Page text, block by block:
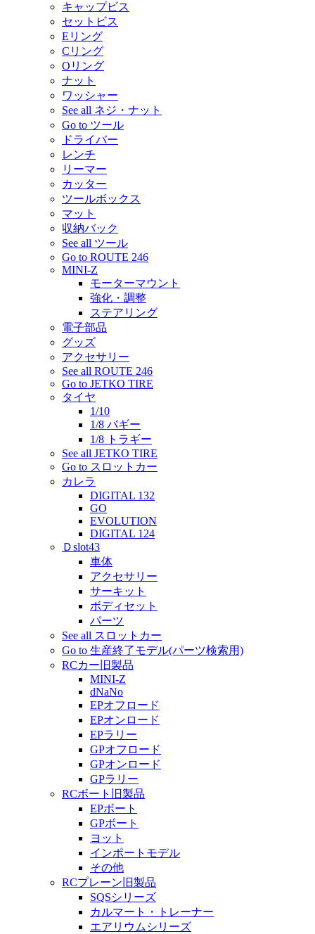
キャップビス
セットビス
Eリング
Cリング
Oリング
ナット
ワッシャー
See all ネジ・ナット
Go to ツール
ドライバー
レンチ
リーマー
カッター
ツールボックス
マット
収納バック
See all ツール
Go to ROUTE 246
MINI-Z
モーターマウント
強化・調整
ステアリング
電子部品
グッズ
アクセサリー
See all ROUTE 246
Go to JETKO TIRE
タイヤ
1/10
1/8 バギー
1/8 トラギー
See all JETKO TIRE
Go to スロットカー
カレラ
DIGITAL 132
GO
EVOLUTION
DIGITAL 124
Ｄslot43
車体
アクセサリー
サーキット
ボディセット
パーツ
See all スロットカー
Go to 生産終了モデル(パーツ検索用)
RCカー旧製品
MINI-Z
dNaNo
EPオフロード
EPオンロード
EPラリー
GPオフロード
GPオンロード
GPラリー
RCボート旧製品
EPボート
GPボート
ヨット
インポートモデル
その他
RCプレーン旧製品
SQSシリーズ
カルマート・トレーナー
エアリウムシリーズ